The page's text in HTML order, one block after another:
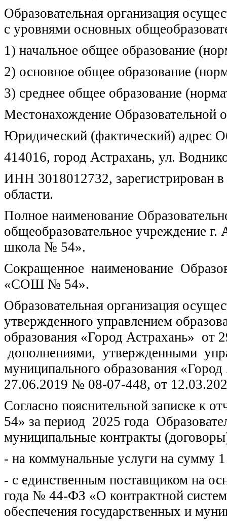
Образовательная организация
с уровнями основных
1) начальное общее образование
2) основное общее образование
3) среднее общее образование
Местонахождение Образовательной
Юридический (фактический) адрес
414016, город Астрахань, ул.
ИНН 3018012732,
области.
Полное наименование
общеобразовательное учреждение г.
школа № 54».
Сокращенное наименование
«СОШ № 54».
Образовательная организация
утвержденного управлением
образования «Город Астрахань»
дополнениями, утвержденными
муниципального образования
27.06.2019 № 08-07-448, от
Согласно пояснительной записке
54» за период 2025 года
муниципальные контракты
- на коммунальные услуги на сумму
- с единственным поставщиком на
года № 44-ФЗ «О контрактной
обеспечения государственных и